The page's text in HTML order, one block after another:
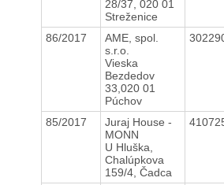
28/37, 020 01
Streženice
86/2017
AME, spol.
s.r.o.
Vieska
Bezdedov
33,020 01
Púchov
85/2017
Juraj House -
MONN
U Hluška,
Chalúpkova
159/4, Čadca